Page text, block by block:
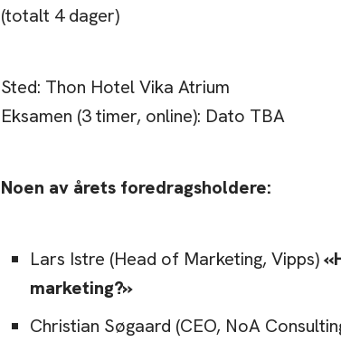
(totalt 4 dager)
Sted: Thon Hotel Vika Atrium
Eksamen (3 timer, online): Dato TBA
Noen av årets foredragsholdere:
Lars Istre (Head of Marketing, Vipps)
marketing?»
Christian Søgaard (CEO, NoA